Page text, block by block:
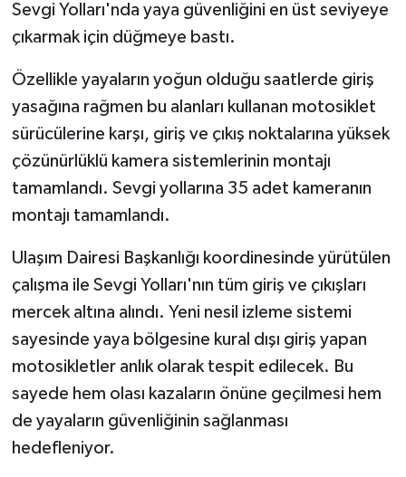
Sevgi Yolları'nda yaya güvenliğini en üst seviyeye
çıkarmak için düğmeye bastı.
Özellikle yayaların yoğun olduğu saatlerde giriş
yasağına rağmen bu alanları kullanan motosiklet
sürücülerine karşı, giriş ve çıkış noktalarına yüksek
çözünürlüklü kamera sistemlerinin montajı
tamamlandı. Sevgi yollarına 35 adet kameranın
montajı tamamlandı.
Ulaşım Dairesi Başkanlığı koordinesinde yürütülen
çalışma ile Sevgi Yolları'nın tüm giriş ve çıkışları
mercek altına alındı. Yeni nesil izleme sistemi
sayesinde yaya bölgesine kural dışı giriş yapan
motosikletler anlık olarak tespit edilecek. Bu
sayede hem olası kazaların önüne geçilmesi hem
de yayaların güvenliğinin sağlanması
hedefleniyor.